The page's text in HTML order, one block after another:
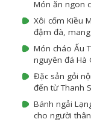
Món ăn ngon
Xôi cốm Kiều
đậm đà,
Món cháo Ấu
nguyên đá Hà
Đặc sản gỏi
đến từ Thanh
Bánh ngải
cho người thân